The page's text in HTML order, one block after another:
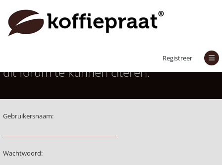
Registreer
Je moet aangemeld zijn om berichten in
dit forum te kunnen citeren.
Gebruikersnaam:
Wachtwoord: